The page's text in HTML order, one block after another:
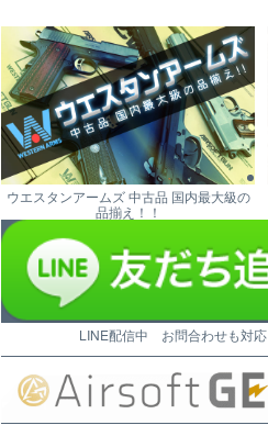
ウエスタンアームズ 中古品 国内最大級の
品揃え！！
LINE配信中 お問合わせも対応